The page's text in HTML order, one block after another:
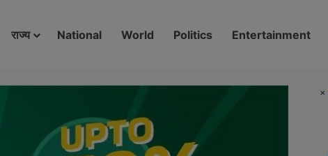
राज्य National World Politics Entertainment
×